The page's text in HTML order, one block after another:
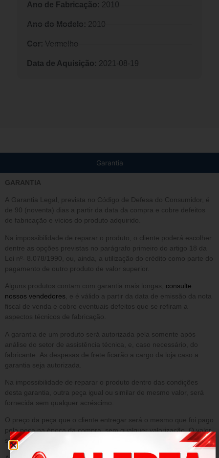
Ano de Fabricação: 2010
Ano do Modelo: 2010
Cor: Vermelho
Data de Aquisição: 2021-08-19
Garantia
GARANTIA
A Garantia Legal, prevista no Código de Defesa do Consumidor, é
de 90 (noventa) dias a partir da data da compra e cobre defeitos
de fabricação e vícios do produto adquirido.
Na impossibilidade de reparar o produto, o cliente poderá escolher
dentre as opções previstas no parágrafo primeiro do artigo 18 da
Lei nº- 8.078/1990, ou, ainda, a utilização do crédito como parte do
pagamento de outro produto de valor superior.
Alguns produtos contam com garantia mais longas, consulte
nossos vendedores , e é válido a partir da data de emissão da nota
fiscal de venda e cobre eventuais defeitos que se refiram a
aspectos técnicos de fabricação.
A garantia de um produto será autorizada pela somente após
análise do setor de assistência técnica, e, caso necessário, do
fabricante. As despesas de frete ficarão a cargo da loja caso a
garantia seja autorizada.
Na impossibilidade de reparar o produto dentro das condições
desta garantia, outra peça igual ou similar de mesmo valor, será
fornecida sem qualquer acréscimo.
O preço da peça que o cliente entregar será o mesmo que foi pago
pela peça na época da compra, sem qualquer valorização. O valor
será o que constar no sistema da loja.